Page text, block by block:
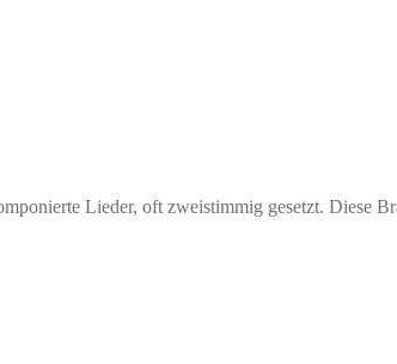
Lieder, oft zweistimmig gesetzt. Diese